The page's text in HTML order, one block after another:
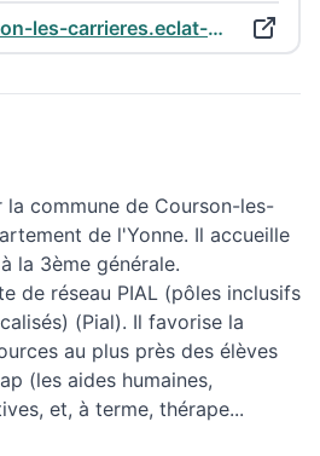
clg-jrcoignet-courson-les-carrieres.eclat-bfc.fr
la commune de Courson-les-
de l'Yonne. Il accueille
la 3ème générale.
de réseau PIAL (pôles inclusifs
(Pial). Il favorise la
au plus près des élèves
(les aides humaines,
et, à terme, thérape...